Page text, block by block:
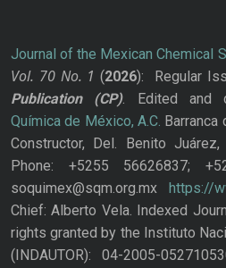
Journal of the Mexican Chemical
Vol. 70 No. 1 (2026): Regular
Publication
(CP). Edited and
Química de México, A.C.
Constructor, Del. Benito
Phone: +5255 56626837;
soquimex@sqm.org.mx
https://
Chief: Alberto Vela. Indexed
rights granted by the Instituto
(INDAUTOR): 04-2005-